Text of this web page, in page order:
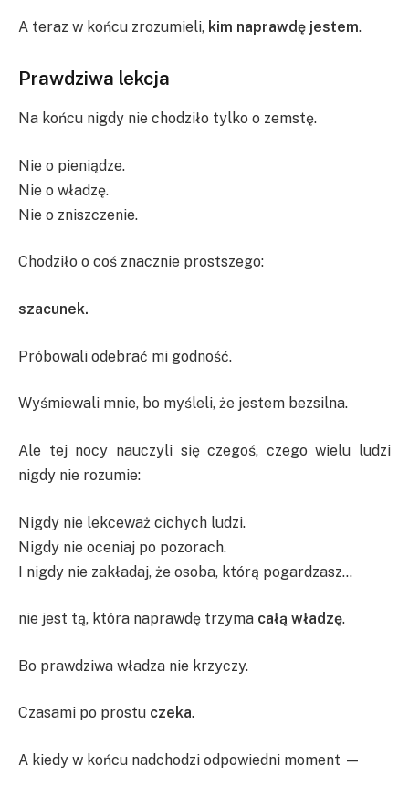
A teraz w końcu zrozumieli, kim naprawdę jestem.
Prawdziwa lekcja
Na końcu nigdy nie chodziło tylko o zemstę.
Nie o pieniądze.
Nie o władzę.
Nie o zniszczenie.
Chodziło o coś znacznie prostszego:
szacunek.
Próbowali odebrać mi godność.
Wyśmiewali mnie, bo myśleli, że jestem bezsilna.
Ale tej nocy nauczyli się czegoś, czego wielu ludzi
nigdy nie rozumie:
Nigdy nie lekceważ cichych ludzi.
Nigdy nie oceniaj po pozorach.
I nigdy nie zakładaj, że osoba, którą pogardzasz…
nie jest tą, która naprawdę trzyma całą władzę.
Bo prawdziwa władza nie krzyczy.
Czasami po prostu czeka.
A kiedy w końcu nadchodzi odpowiedni moment —